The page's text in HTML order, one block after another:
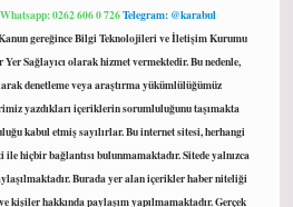
Whatsapp: 0262 606 0 726Telegram: @karabul
Kanun gereğince Bilgi Teknolojileri ve İletişim Kurumu
Sağlayıcı olarak hizmet vermektedir. Bu nedenle,
denetleme veya araştırma yükümlülüğümüz
yazdıkları içeriklerin sorumluluğunu taşımakta
kabul etmiş sayılırlar. Bu internet sitesi, herhangi
hiçbir bağlantısı bulunmamaktadır. Sitede yalnızca
Burada yer alan içerikler haber niteliği
kişiler hakkında paylaşım yapılmamaktadır. Gerçek